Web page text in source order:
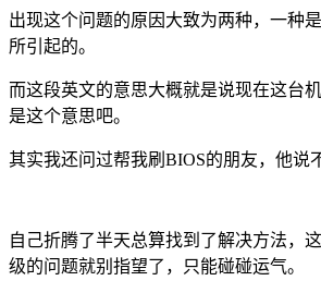
出现这个问题的原因大致为两种，一种
所引起的。
而这段英文的意思大概就是说现在这台
是这个意思吧。
其实我还问过帮我刷BIOS的朋友，他说
自己折腾了半天总算找到了解决方法，
级的问题就别指望了，只能碰碰运气。